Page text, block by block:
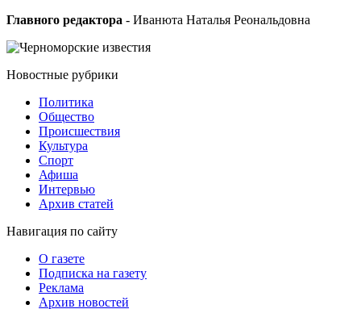
Главного редактора - Иванюта Наталья Реональдовна
Новостные рубрики
Политика
Общество
Проиcшествия
Культура
Спорт
Афиша
Интервью
Архив статей
Навигация по сайту
О газете
Подписка на газету
Реклама
Архив новостей